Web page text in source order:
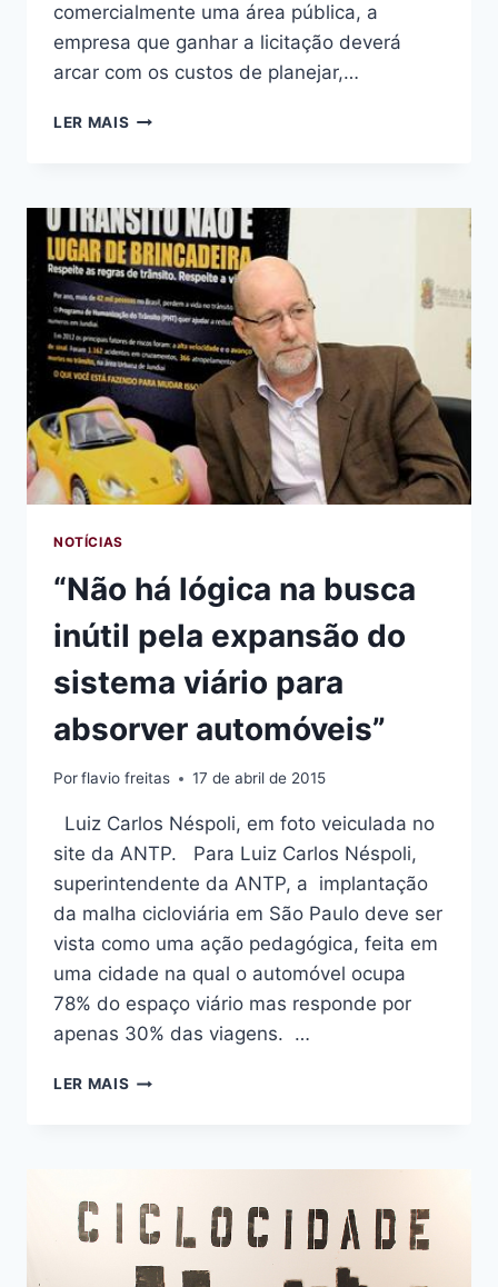
comercialmente uma área pública, a
empresa que ganhar a licitação deverá
arcar com os custos de planejar,…
LER MAIS NÃO
ESTACIONAMENTOS!
NOTÍCIAS
“Não há lógica na busca
inútil pela expansão do
sistema viário para
absorver automóveis”
Porflavio freitas 17 de abril de 2015
Luiz Carlos Néspoli, em foto veiculada no
site da ANTP. Para Luiz Carlos Néspoli,
superintendente da ANTP, a implantação
da malha cicloviária em São Paulo deve ser
vista como uma ação pedagógica, feita em
uma cidade na qual o automóvel ocupa
78% do espaço viário mas responde por
apenas 30% das viagens. …
LER MAIS “NÃO
PELA
EXPANSÃO
DO